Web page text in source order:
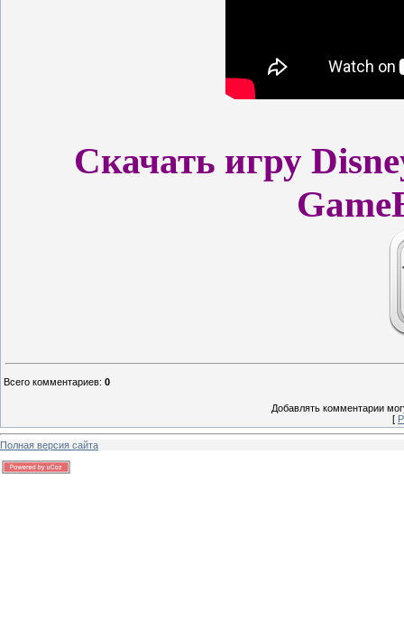
Скачать игру
Всего комментариев: 0
Добавлять комментарии
[
Полная версия сайта